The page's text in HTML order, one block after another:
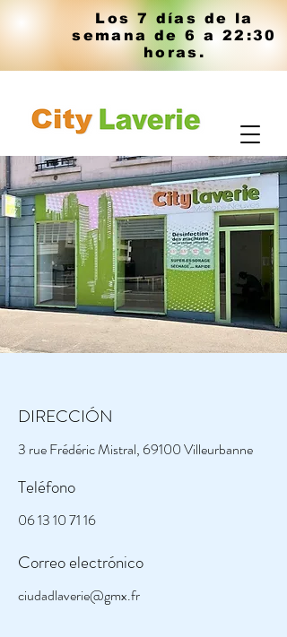
Los 7 días de la
semana de 6 a 22:30
horas.
DIRECCIÓN
3 rue Frédéric Mistral, 69100 Villeurbanne
Teléfono
06 13 10 71 16
Correo electrónico
ciudadlaverie@gmx.fr